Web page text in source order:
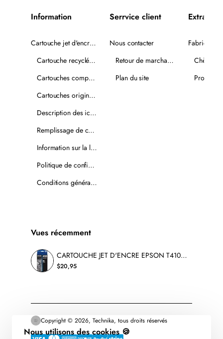
Nous utilisons des cookies 🍪
Information
Cartouche jet d'encre recyclée
Cartouche recyclée PLUS
Cartouches compatibles
Cartouches originales
Description des icônes
Remplissage de cartouches
Information sur la livraison
Politique de confidentialité
Conditions générales de vente
Serrvice client
Nous contacter
Retour de marchandise
Plan du site
Extra
Fabricants
Vues récemment
CARTOUCHE JET D'ENCRE EPSON T410120 ORIGINALE PHOTO NOIR
$20,95
Copyright © 2026, Technika, tous droits réservés